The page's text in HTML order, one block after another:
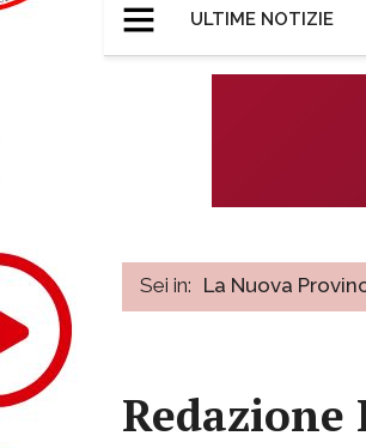
ULTIME NOTIZIE
Sei in: La Nuova
Redazione